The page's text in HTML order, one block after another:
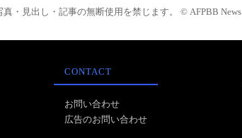
真・見出し・記事の無断使用を禁じます。 © AFPBB News
CONTACT
お問い合わせ
広告のお問い合わせ